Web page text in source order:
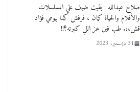
صلاح عبدالله : بقيت ضيف علي المسلسلات
والأفلام والحياة كمان ، فرفش كدا بيومي فؤاد
قش،،. طب فين عز اللي كبرته؟!!
31 ديسمبر، 2023